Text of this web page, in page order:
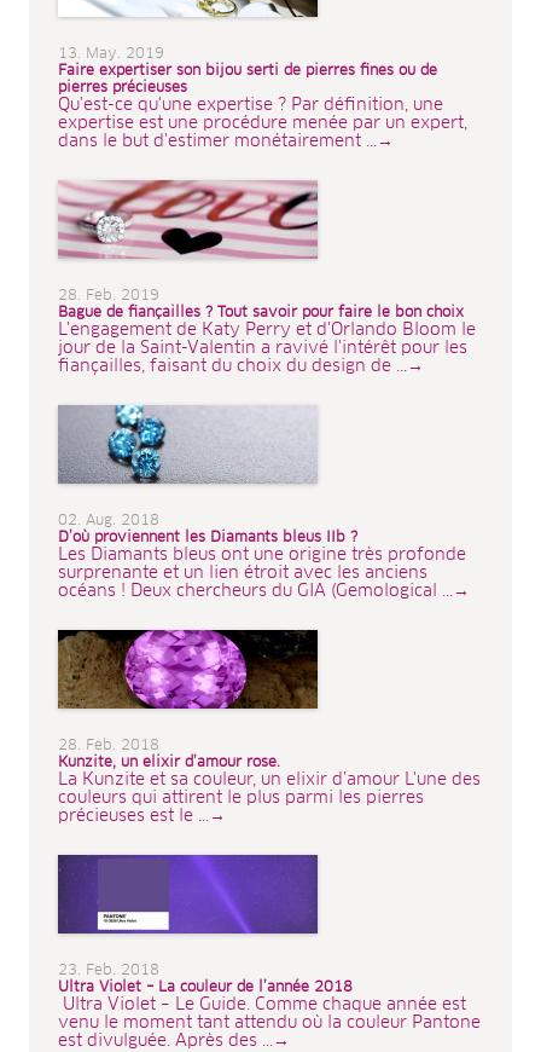
13. May. 2019
Faire expertiser son bijou serti de pierres fines ou de
pierres précieuses
Qu'est-ce qu'une expertise ? Par définition, une
expertise est une procédure menée par un expert,
dans le but d'estimer monétairement ...→
28. Feb. 2019
Bague de fiançailles ? Tout savoir pour faire le bon choix
L'engagement de Katy Perry et d'Orlando Bloom le
jour de la Saint-Valentin a ravivé l'intérêt pour les
fiançailles, faisant du choix du design de ...→
02. Aug. 2018
D’où proviennent les Diamants bleus IIb ?
Les Diamants bleus ont une origine très profonde
surprenante et un lien étroit avec les anciens
océans ! Deux chercheurs du GIA (Gemological ...→
28. Feb. 2018
Kunzite, un elixir d’amour rose.
La Kunzite et sa couleur, un elixir d’amour L'une des
couleurs qui attirent le plus parmi les pierres
précieuses est le ...→
23. Feb. 2018
Ultra Violet – La couleur de l’année 2018
Ultra Violet – Le Guide. Comme chaque année est
venu le moment tant attendu où la couleur Pantone
est divulguée. Après des ...→